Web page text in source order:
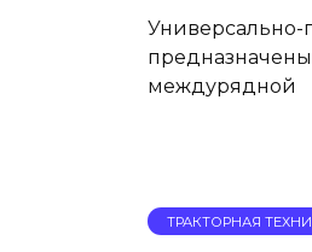
междурядной
ТРАКТОРНАЯ